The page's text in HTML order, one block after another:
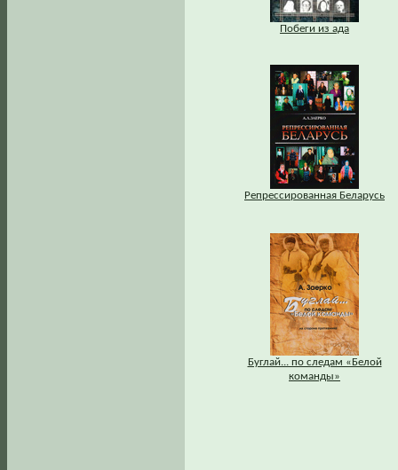
Побеги из ада
Репрессированная Беларусь
Буглай... по следам «Белой
команды»